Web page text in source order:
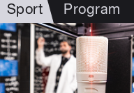
Sport Program